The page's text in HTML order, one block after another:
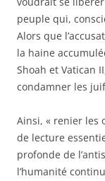
peuple qui,
Alors que
la haine
Shoah et Vatican
condamner les
Ainsi, « renier les
de lecture
profonde de
l’humanité